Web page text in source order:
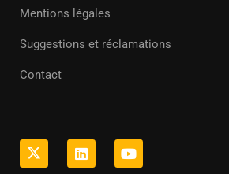
Mentions légales
Suggestions et réclamations
Contact